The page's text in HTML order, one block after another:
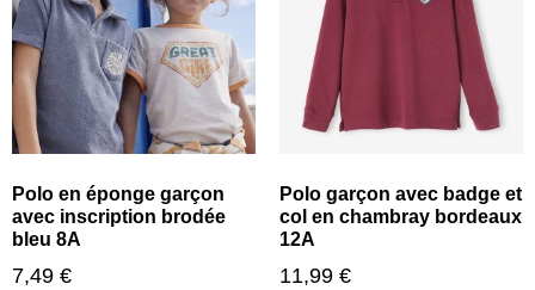
Polo en éponge garçon
avec inscription brodée
bleu 8A
7,49 €
Polo garçon avec badge et
col en chambray bordeaux
12A
11,99 €